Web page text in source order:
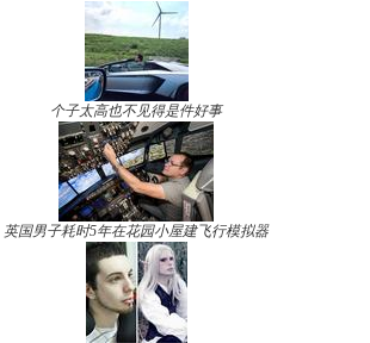
个子太高也不见得是件好事
英国男子耗时5年在花园小屋建飞行模拟器